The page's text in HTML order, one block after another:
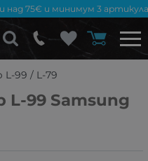
над 75€ и минимум 3
99 / L-79
99 Samsung